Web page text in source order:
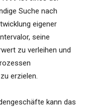
Suche nach
eigener
seine
zu verleihen und
erzielen.
kann das